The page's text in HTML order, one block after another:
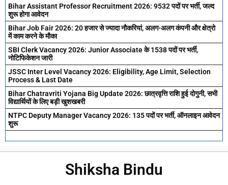
Bihar Assistant Professor Recruitment 2026: 9532 पदों पर भर्ती, जल्द
शुरू होगा आवेदन
Bihar Job Fair 2026: 20 हजार से ज्यादा नौकरियां, अलग-अलग कंपनी और क्षेत्रो
में काम करने के मौका
SBI Clerk Vacancy 2026: Junior Associate के 1538 पदों पर भर्ती,
नोटिफिकेशन जारी
JSSC Inter Level Vacancy 2026: Eligibility, Age Limit, Selection
Process & Last Date
Bihar Chatravriti Yojana Big Update 2026: छात्रवृत्ति राशि हुई दोगुनी, सभी
विद्यार्थियों के लिए बड़ी खुशखबरी
NTPC Deputy Manager Vacancy 2026: 135 पदों पर भर्ती, ऑनलाइन आवेदन
शुरू
Shiksha Bindu